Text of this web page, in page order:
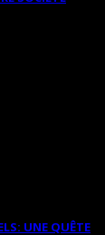
UNE QUÊTE